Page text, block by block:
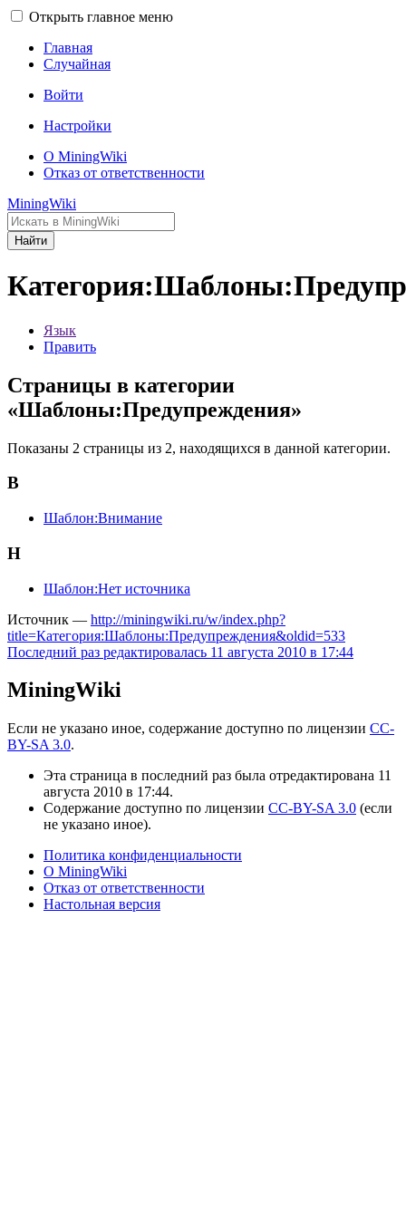
Открыть главное меню
Главная
Случайная
Войти
Настройки
О MiningWiki
Отказ от ответственности
MiningWiki
Найти
Язык
Править
Страницы в категории
«Шаблоны:Предупреждения»
Показаны 2 страницы из 2, находящихся в данной категории.
В
Шаблон:Внимание
Н
Шаблон:Нет источника
Источник — http://miningwiki.ru/w/index.php?
title=Категория:Шаблоны:Предупреждения&oldid=533
Последний раз редактировалась 11 августа 2010 в 17:44
MiningWiki
Если не указано иное, содержание доступно по лицензии CC-
BY-SA 3.0.
Эта страница в последний раз была отредактирована 11
августа 2010 в 17:44.
Содержание доступно по лицензии CC-BY-SA 3.0 (если
не указано иное).
Политика конфиденциальности
О MiningWiki
Отказ от ответственности
Настольная версия